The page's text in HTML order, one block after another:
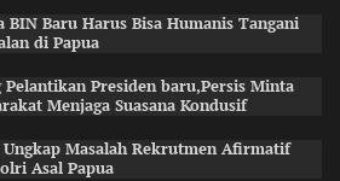
BIN Baru Harus Bisa Humanis Tangani
di Papua
Pelantikan Presiden baru,Persis Minta
Menjaga Suasana Kondusif
Ungkap Masalah Rekrutmen Afirmatif
Asal Papua